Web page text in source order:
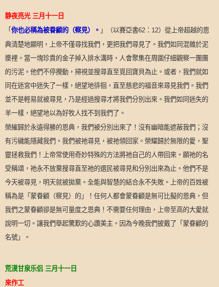
静夜亮光 三月十一日
「 你也必稱為被眷顧的（察見）。 」 （以賽亞書62 ： 12）從上帝超越的恩
典清楚地顯明，上帝不僅尋找我們，更把我們尋見了。我們如同混雜於泥
漿裡。當一塊珍貴的金子掉入排水溝時，人會聚集在周圍仔細觀察一團團
的污泥。他們不停攪動，掃視並搜尋直至覓回寶貝為止。或者，我們就如
同在迷宮中迷失了一樣，絕望地徘徊，直至慈悲的福音來尋見我們。我們
並不是輕易就被尋見，乃是經過搜尋才將我們分別出來。我們如同迷失的
羊一樣，絕望地以為好牧人找不到我們了。
榮繀歸於永遠得勝的恩典，我們被分別出來了！沒有幽暗能遮蔽我們；沒
有污穢能隱藏我們。我們被祂尋見，被祂領回家。榮耀歸於無限的愛，聖
靈拯救我們！上帝常使用奇妙特殊的方法將祂自己的人帶回來。願祂的名
受稱頌，祂永不放棄搜尋直至祂的選民被尋見和分別出來為止。他們不是
今天被尋見，明天就被拋棄。全能與智慧的結合永不失敗。上帝的百姓被
稱為是「蒙眷顧（察見）的」！任何人都會蒙眷顧是無可比擬的恩典，但
我們之蒙眷顧卻是無可量度之恩典！不需要任何理由，上帝至高的大愛就
說明一切。讓我們舉起驚歎的心讚美主。因為今晚我們披戴了「蒙眷顧的
名號」。
荒漠甘泉乐侣 三月十一日
來作工